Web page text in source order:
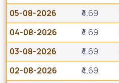
05-08-2026
₹4.69
04-08-2026
₹4.69
03-08-2026
₹4.69
02-08-2026
₹4.69